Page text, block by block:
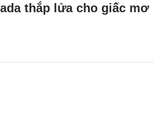
thắp lửa cho giấc mơ